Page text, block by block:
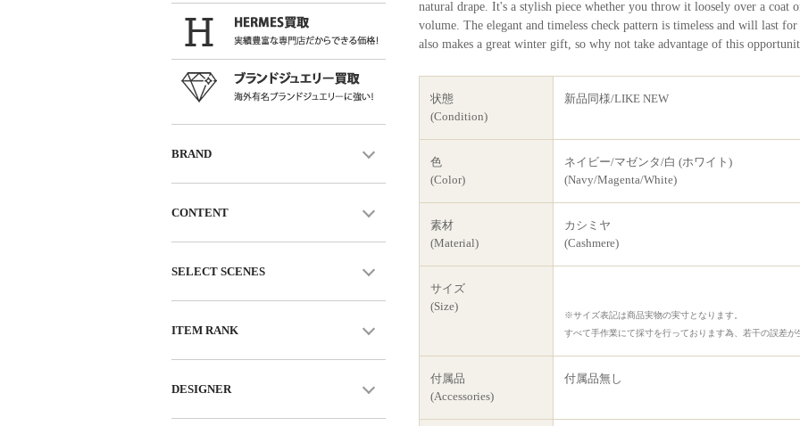
natural drape. It's a stylish piece whether you throw it loosely over a coat
volume. The elegant and timeless check pattern is timeless and will last
also makes a great winter gift, so why not take advantage of this
状態
(Condition)
新品同様/LIKE NEW
色
(Color)
ネイビー/マゼンタ/白 (ホワイト)
(Navy/Magenta/White)
素材
(Material)
カシミヤ
(Cashmere)
サイズ
(Size)
※サイズ表記は商品実物の実寸となります。
すべて手作業にて採寸を行っております為、若干の誤差
付属品
(Accessories)
付属品無し
BRAND
CONTENT
SELECT SCENES
ITEM RANK
DESIGNER